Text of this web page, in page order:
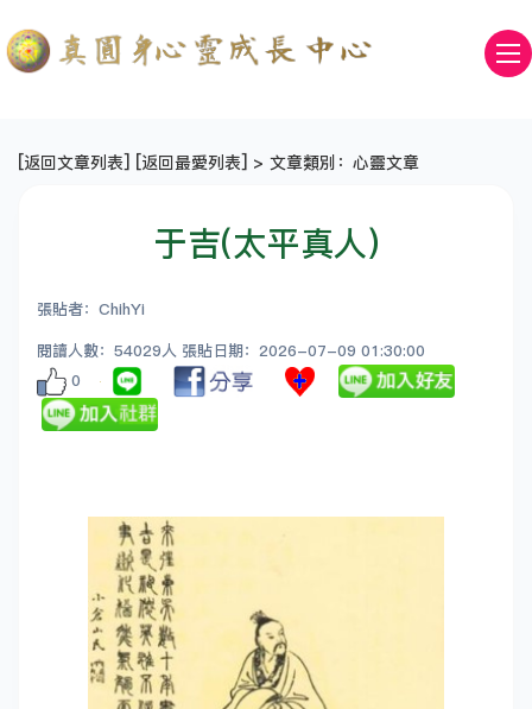
[返回文章列表] [返回最愛列表] > 文章類別：心靈文章
于吉(太平真人)
張貼者：ChihYi
閱讀人數：54029人 張貼日期：2026-07-09 01:30:00
0